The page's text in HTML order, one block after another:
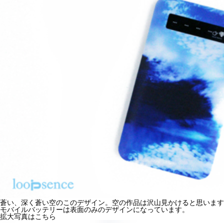
蒼い、深く蒼い空のこのデザイン。空の作品は沢山見かけると思いま
モバイルバッテリーは表面のみのデザインになっています。
拡大写真はこちら